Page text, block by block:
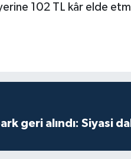
102 TL kâr elde
geri alındı: Siyasi